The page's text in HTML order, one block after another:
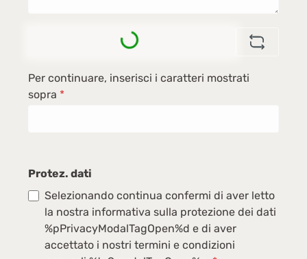
Loading...
Per continuare, inserisci i caratteri mostrati
sopra *
Protez. dati
Selezionando continua confermi di aver letto
la nostra informativa sulla protezione dei dati
%pPrivacyModalTagOpen%d e di aver
accettato i nostri termini e condizioni